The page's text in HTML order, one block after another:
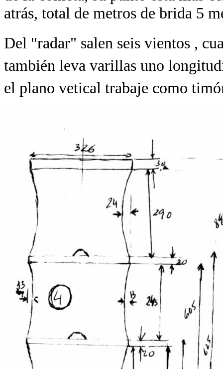
atrás, total de metros de brida 5
Del "radar" salen seis vientos ,
también leva varillas uno
el plano vetical trabaje como